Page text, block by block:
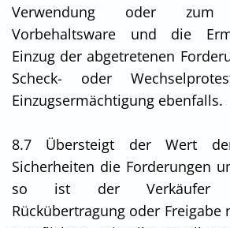
Verwendung oder
Vorbehaltsware und die
Einzug der abgetretenen
Scheck- oder
Einzugsermächtigung ebenfalls.
8.7 Übersteigt der Wert
Sicherheiten die Forderungen
so ist der Verkäufer
Rückübertragung oder Freigabe